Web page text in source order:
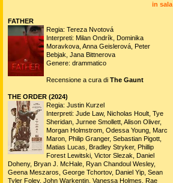
in sala
FATHER
Regia: Tereza Nvotová
Interpreti: Milan Ondrík, Dominika
Moravkova, Anna Geislerová, Peter
Bebjak, Jana Bittnerova
Genere: drammatico
Recensione a cura di The Gaunt
THE ORDER (2024)
Regia: Justin Kurzel
Interpreti: Jude Law, Nicholas Hoult, Tye
Sheridan, Jurnee Smollett, Alison Oliver,
Morgan Holmstrom, Odessa Young, Marc
Maron, Philip Granger, Sebastian Pigott,
Matias Lucas, Bradley Stryker, Phillip
Forest Lewitski, Victor Slezak, Daniel
Doheny, Bryan J. McHale, Ryan Chandoul Wesley,
Geena Meszaros, George Tchortov, Daniel Yip, Sean
Tyler Foley, John Warkentin, Vanessa Holmes, Rae